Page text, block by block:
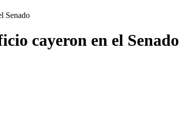
Senado
cayeron en el Senado